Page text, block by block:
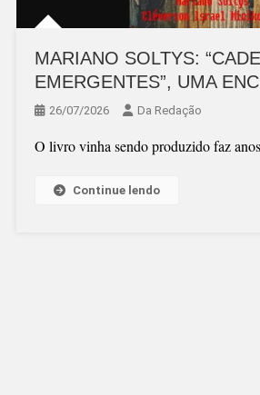
MARIANO SOLTYS:
EMERGENTES”, UMA
26/07/2026 Da Redação
O livro vinha sendo produzido faz
Continue lendo